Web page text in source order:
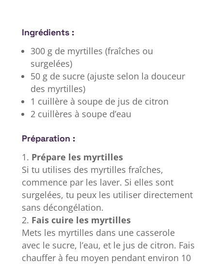
Ingrédients :
300 g de myrtilles (fraîches ou
surgelées)
50 g de sucre (ajuste selon la douceur
des myrtilles)
1 cuillère à soupe de jus de citron
2 cuillères à soupe d’eau
Préparation :
Prépare les myrtilles
Si tu utilises des myrtilles fraîches,
commence par les laver. Si elles sont
surgelées, tu peux les utiliser directement
sans décongélation.
Fais cuire les myrtilles
Mets les myrtilles dans une casserole
avec le sucre, l’eau, et le jus de citron. Fais
chauffer à feu moyen pendant environ 10